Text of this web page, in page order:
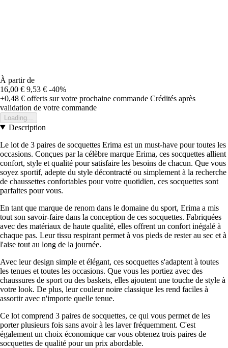
À partir de
16,00 € 9,53 € -40%
+0,48 € offerts sur votre prochaine commande Crédités après
validation de votre commande
Loading...
Description
Le lot de 3 paires de socquettes Erima est un must-have pour toutes les
occasions. Conçues par la célèbre marque Erima, ces socquettes allient
confort, style et qualité pour satisfaire les besoins de chacun. Que vous
soyez sportif, adepte du style décontracté ou simplement à la recherche
de chaussettes confortables pour votre quotidien, ces socquettes sont
parfaites pour vous.
En tant que marque de renom dans le domaine du sport, Erima a mis
tout son savoir-faire dans la conception de ces socquettes. Fabriquées
avec des matériaux de haute qualité, elles offrent un confort inégalé à
chaque pas. Leur tissu respirant permet à vos pieds de rester au sec et à
l'aise tout au long de la journée.
Avec leur design simple et élégant, ces socquettes s'adaptent à toutes
les tenues et toutes les occasions. Que vous les portiez avec des
chaussures de sport ou des baskets, elles ajoutent une touche de style à
votre look. De plus, leur couleur noire classique les rend faciles à
assortir avec n'importe quelle tenue.
Ce lot comprend 3 paires de socquettes, ce qui vous permet de les
porter plusieurs fois sans avoir à les laver fréquemment. C'est
également un choix économique car vous obtenez trois paires de
socquettes de qualité pour un prix abordable.